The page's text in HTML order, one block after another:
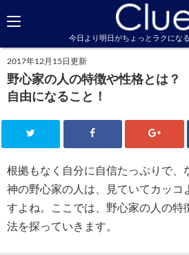
今日より明日がちょっとラクにな
2017年12月15日更新
野心家の人の特徴や性格とは
自由になること！
根拠もなく自分に自信たっぷりで、
神の野心家の人は、見ていてカッコ
すよね。ここでは、野心家の人の特
法を探っていきます。